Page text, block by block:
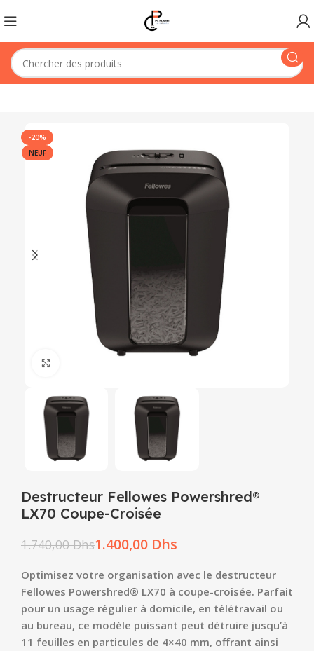
-20%
NEUF
Destructeur Fellowes Powershred®
LX70 Coupe-Croisée
1.740,00Dhs1.400,00 Dhs
Optimisez votre organisation avec le destructeur
Fellowes Powershred® LX70 à coupe-croisée. Parfait
pour un usage régulier à domicile, en télétravail ou
au bureau, ce modèle puissant peut détruire jusqu’à
11 feuilles en particules de 4×40 mm, offrant ainsi